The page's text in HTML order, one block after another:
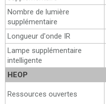
Nombre de lumière
supplémentaire
Longueur d'onde IR
Lampe supplémentaire
intelligente
HEOP
Ressources ouvertes